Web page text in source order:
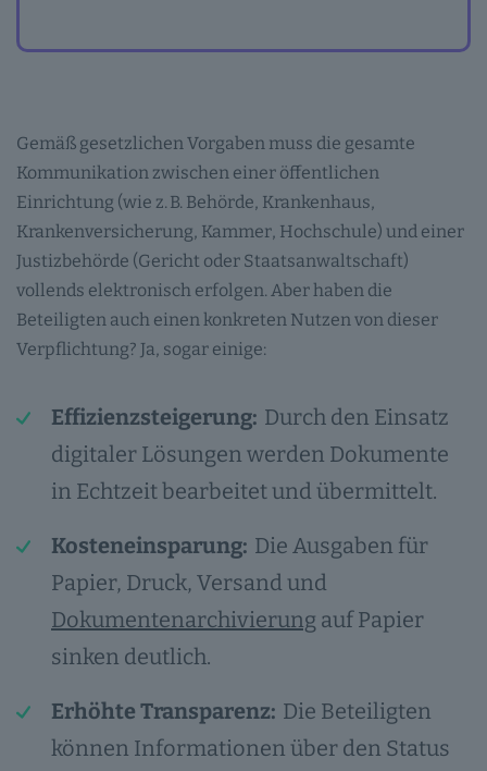
Gemäß gesetzlichen Vorgaben muss die gesamte
Kommunikation zwischen einer öffentlichen
Einrichtung (wie z. B. Behörde, Krankenhaus,
Krankenversicherung, Kammer, Hochschule) und einer
Justizbehörde (Gericht oder Staatsanwaltschaft)
vollends elektronisch erfolgen. Aber haben die
Beteiligten auch einen konkreten Nutzen von dieser
Verpflichtung? Ja, sogar einige:
Effizienzsteigerung: Durch den Einsatz
digitaler Lösungen werden Dokumente
in Echtzeit bearbeitet und übermittelt.
Kosteneinsparung: Die Ausgaben für
Papier, Druck, Versand und
Dokumentenarchivierung auf Papier
sinken deutlich.
Erhöhte Transparenz: Die Beteiligten
können Informationen über den Status